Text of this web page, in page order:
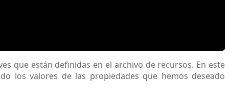
que están definidas en el archivo de recursos. En este
los valores de las propiedades que hemos deseado